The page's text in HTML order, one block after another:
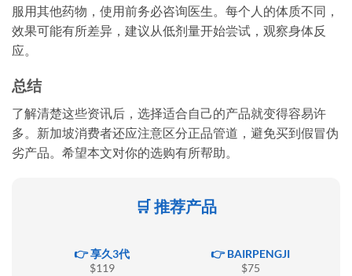
服用其他药物，使用前务必咨询医生。每个人的体质不同，
效果可能有所差异，建议从低剂量开始尝试，观察身体反
应。
总结
了解清楚这些资讯后，选择适合自己的产品就变得容易许
多。新加坡消费者还应注意区分正品管道，避免买到假冒伪
劣产品。希望本文对你的选购有所帮助。
🛒 推荐产品
👉 享久3代
$119
👉 BAIRPENGJI
$75